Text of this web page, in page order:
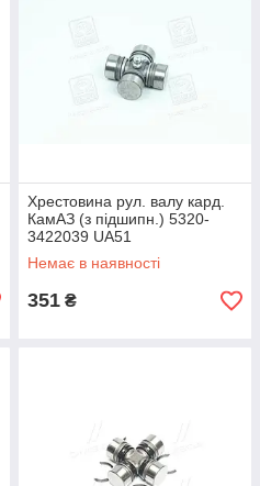
Хрестовина рул. валу кард.
КамАЗ (з підшипн.) 5320-
3422039 UA51
Немає в наявності
351 ₴